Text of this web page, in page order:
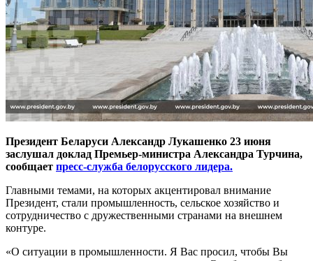
Президент Беларуси Александр Лукашенко 23 июня
заслушал доклад Премьер-министра Александра Турчина,
сообщает пресс-служба белорусского лидера.
Главными темами, на которых акцентировал внимание
Президент, стали промышленность, сельское хозяйство и
сотрудничество с дружественными странами на внешнем
контуре.
«О ситуации в промышленности. Я Вас просил, чтобы Вы